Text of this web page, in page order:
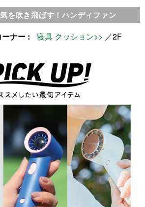
気を吹き飛ばす！ハンディファン
ナー 寝具 クッション>> ／2F